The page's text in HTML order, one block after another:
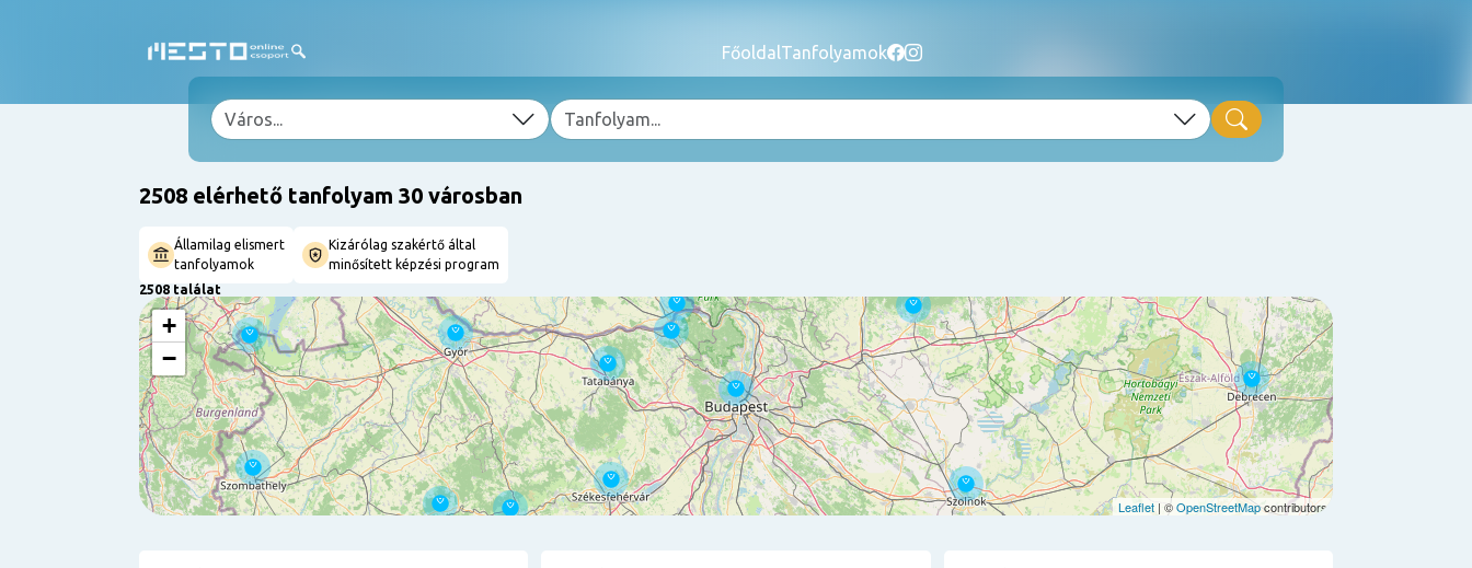
Főoldal Tanfolyamok
2508 elérhető tanfolyam 30 városban
Államilag elismert
tanfolyamok
Kizárólag szakértő által
minősített képzési program
2508 találat
+
−
Leaflet | ©OpenStreetMapcontributors